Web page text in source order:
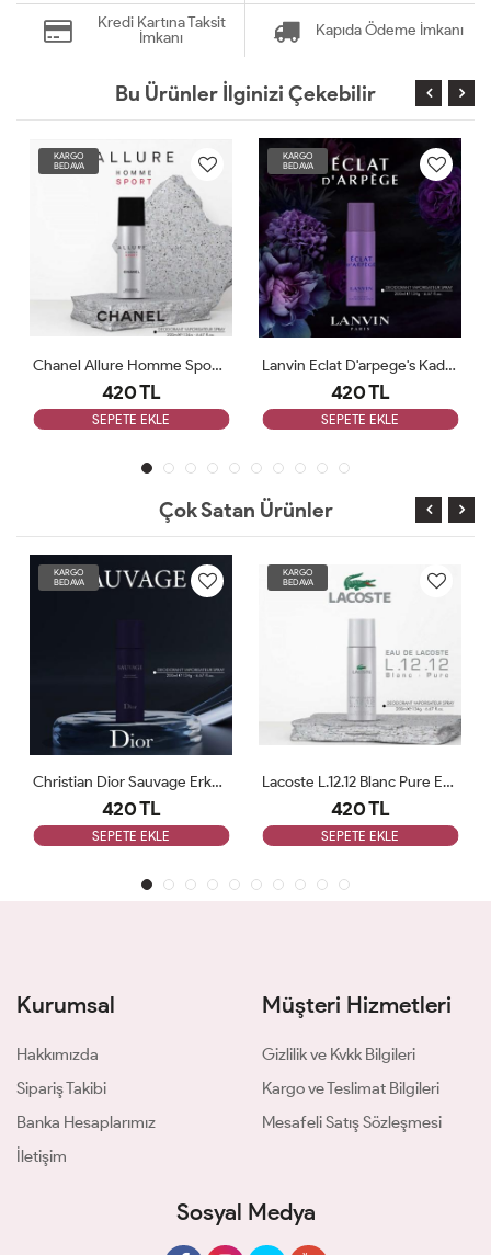
Kredi Kartına Taksit
İmkanı
Kapıda Ödeme İmkanı
Bu Ürünler İlginizi Çekebilir
KARGO
BEDAVA
Chanel Allure Homme Sport Erkek Deodorant 200ml
420 TL
SEPETE EKLE
KARGO
BEDAVA
Lanvin Eclat D'arpege's Kadın Deodorant 200ml
420 TL
SEPETE EKLE
Çok Satan Ürünler
KARGO
BEDAVA
Christian Dior Sauvage Erkek Deodorant 200ml
420 TL
SEPETE EKLE
KARGO
BEDAVA
Lacoste L.12.12 Blanc Pure Erkek Deodorant 200ml
420 TL
SEPETE EKLE
Kurumsal
Hakkımızda
Sipariş Takibi
Banka Hesaplarımız
İletişim
Müşteri Hizmetleri
Gizlilik ve Kvkk Bilgileri
Kargo ve Teslimat Bilgileri
Mesafeli Satış Sözleşmesi
Sosyal Medya